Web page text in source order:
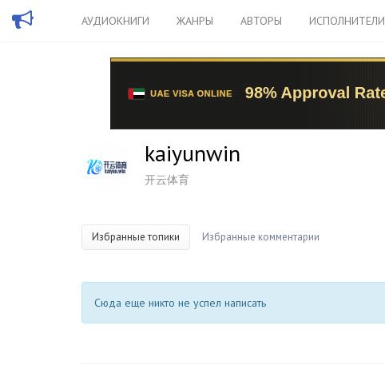
АУДИОКНИГИ ЖАНРЫ АВТОРЫ ИСПОЛНИТЕЛИ
kaiyunwin
开云体育
Избранные топики Избранные комментарии
Сюда еще никто не успел написать